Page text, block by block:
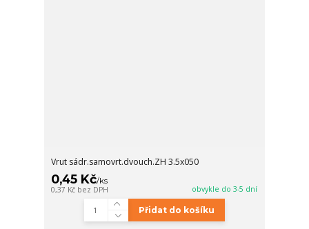
Vrut sádr.samovrt.dvouch.ZH 3.5x050
0,45 Kč/ks
0,37 Kč bez DPH obvykle do 3-5 dní
Přidat do košíku